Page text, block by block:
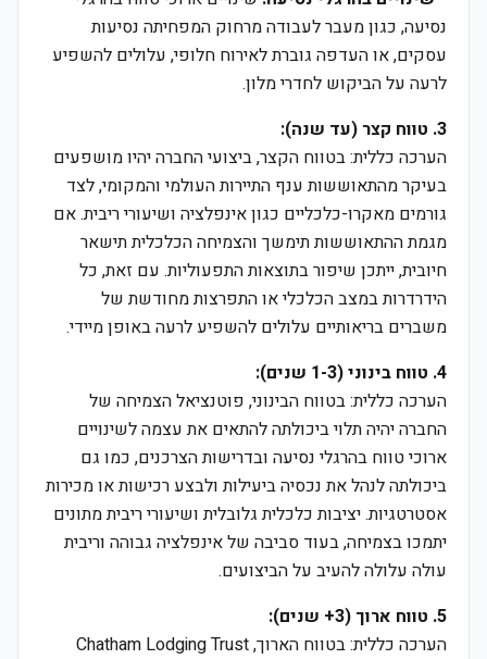
נסיעה, כגון מעבר לעבודה מרחוק המפחיתה נסיעות
עסקים, או העדפה גוברת לאירוח חלופי, עלולים להשפיע
לרעה על הביקוש לחדרי מלון.
3. טווח קצר (עד שנה):
הערכה כללית: בטווח הקצר, ביצועי החברה יהיו מושפעים
בעיקר מהתאוששות ענף התיירות העולמי והמקומי, לצד
גורמים מאקרו-כלכליים כגון אינפלציה ושיעורי ריבית. אם
מגמת ההתאוששות תימשך והצמיחה הכלכלית תישאר
חיובית, ייתכן שיפור בתוצאות התפעוליות. עם זאת, כל
הידרדרות במצב הכלכלי או התפרצות מחודשת של
משברים בריאותיים עלולים להשפיע לרעה באופן מיידי.
4. טווח בינוני (1-3 שנים):
הערכה כללית: בטווח הבינוני, פוטנציאל הצמיחה של
החברה יהיה תלוי ביכולתה להתאים את עצמה לשינויים
ארוכי טווח בהרגלי נסיעה ובדרישות הצרכנים, כמו גם
ביכולתה לנהל את נכסיה ביעילות ולבצע רכישות או מכירות
אסטרטגיות. יציבות כלכלית גלובלית ושיעורי ריבית מתונים
יתמכו בצמיחה, בעוד סביבה של אינפלציה גבוהה וריבית
עולה עלולה להעיב על הביצועים.
5. טווח ארוך (3+ שנים):
הערכה כללית: בטווח הארוך, Chatham Lodging Trust